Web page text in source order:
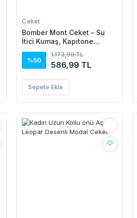
Ceket
Bomber Mont Ceket – Su
İtici Kumaş, Kapitone
Astarlı, Fermuarlı, Kışlık -
Kırmızı
%50
1.173,99 TL
586,99 TL
Sepete Ekle